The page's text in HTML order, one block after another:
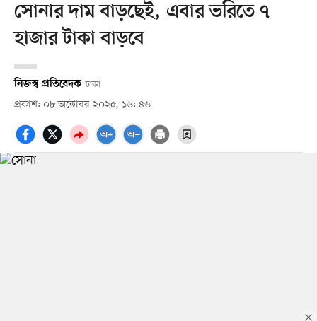
সোনার দাম বাড়ছেই, এবার ভরিতে ৭
হাজার টাকা বাড়বে
নিজস্ব প্রতিবেদক ঢাকা
প্রকাশ: ০৮ অক্টোবর ২০২৫, ১৬: ৪৬